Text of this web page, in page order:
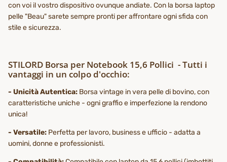
con voi il vostro dispositivo ovunque andiate. Con la borsa laptop
pelle "Beau" sarete sempre pronti per affrontare ogni sfida con
stile e sicurezza.
STILORD Borsa per Notebook 15,6 Pollici - Tutti i
vantaggi in un colpo d'occhio:
- Unicità Autentica: Borsa vintage in vera pelle di bovino, con
caratteristiche uniche - ogni graffio e imperfezione la rendono
unica!
- Versatile: Perfetta per lavoro, business e ufficio - adatta a
uomini, donne e professionisti.